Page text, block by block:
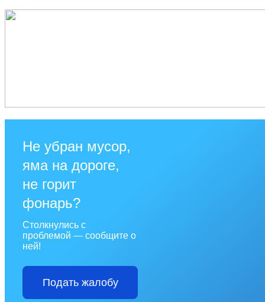
Не убран мусор,
яма на дороге,
не горит
фонарь?
Столкнулись с
проблемой — сообщите о
ней!
Подать жалобу